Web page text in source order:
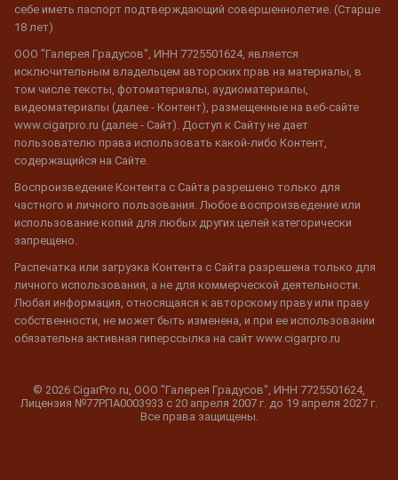
себе иметь паспорт подтверждающий совершеннолетие. (Старше
18 лет)
ООО "Галерея Градусов", ИНН 7725501624, является
исключительным владельцем авторских прав на материалы, в
том числе тексты, фотоматериалы, аудиоматериалы,
видеоматериалы (далее - Контент), размещенные на веб-сайте
www.cigarpro.ru (далее - Сайт). Доступ к Сайту не дает
пользователю права использовать какой-либо Контент,
содержащийся на Сайте.
Воспроизведение Контента с Сайта разрешено только для
частного и личного пользования. Любое воспроизведение или
использование копий для любых других целей категорически
запрещено.
Распечатка или загрузка Контента с Сайта разрешена только для
личного использования, а не для коммерческой деятельности.
Любая информация, относящаяся к авторскому праву или праву
собственности, не может быть изменена, и при ее использовании
обязательна активная гиперссылка на сайт www.cigarpro.ru
© 2026 CigarPro.ru, ООО "Галерея Градусов", ИНН 7725501624,
Лицензия №77РПА0003933 c 20 апреля 2007 г. до 19 апреля 2027 г.
Все права защищены.